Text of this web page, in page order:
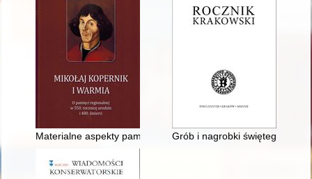
Materialne aspekty pamięci o Mikołaju Koperniku w Lidzbarku
Grób i nagrobki świętego